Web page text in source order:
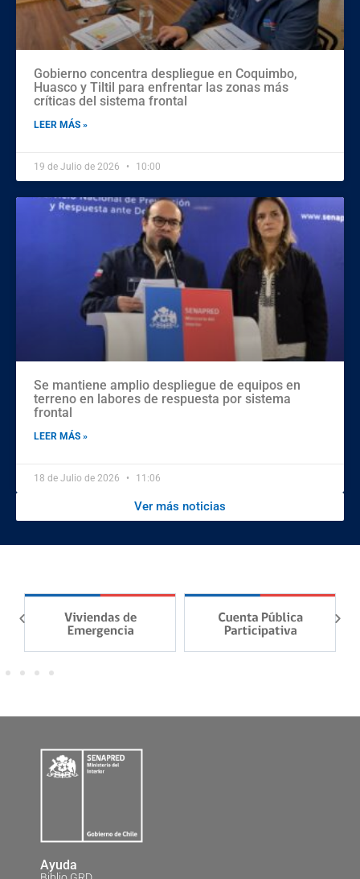
Gobierno concentra despliegue en Coquimbo,
Huasco y Tiltil para enfrentar las zonas más
críticas del sistema frontal
LEER MÁS »
19 de Julio de 2026 10:00
Se mantiene amplio despliegue de equipos en
terreno en labores de respuesta por sistema
frontal
LEER MÁS »
18 de Julio de 2026 11:06
Ver más noticias
Ayuda